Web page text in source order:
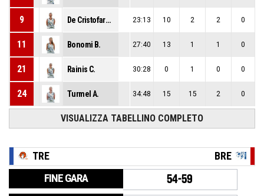
9 De Cristofaro G. 23:13 10 2 2 0
11 Bonomi B. 27:40 13 1 1 0
21 Rainis C. 30:28 0 1 0 0
24 Turmel A. 34:48 15 15 2 0
VISUALIZZA TABELLINO COMPLETO
TRE BRE
FINE GARA 54-59